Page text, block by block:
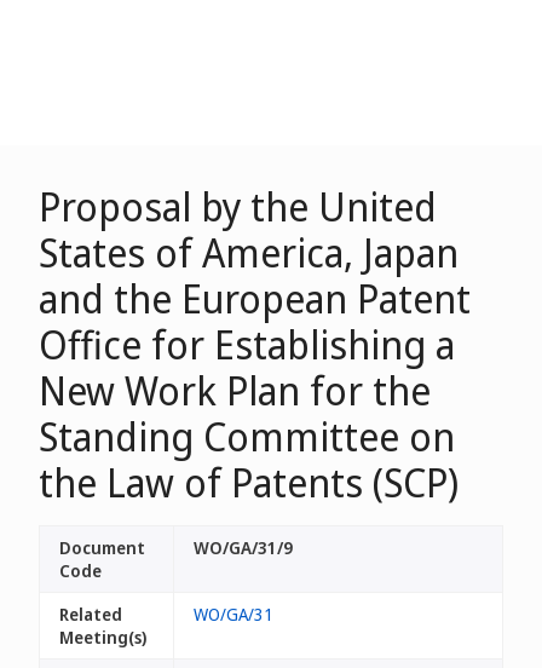
Proposal by the United
States of America, Japan
and the European Patent
Office for Establishing a
New Work Plan for the
Standing Committee on
the Law of Patents (SCP)
Document
Code
WO/GA/31/9
Related
Meeting(s)
WO/GA/31